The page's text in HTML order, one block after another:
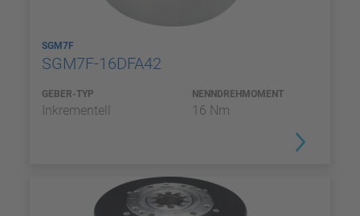
SGM7F
SGM7F-16DFA42
GEBER-TYP
Inkrementell
NENNDREHMOMENT
16 Nm